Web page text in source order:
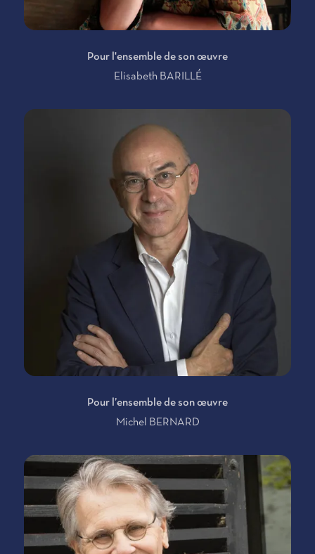
Pour l'ensemble de son œuvre
Elisabeth BARILLÉ
Pour l’ensemble de son œuvre
Michel BERNARD